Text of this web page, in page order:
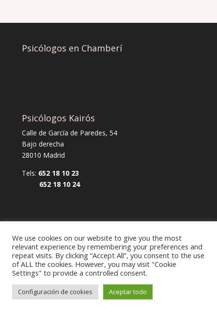
Psicólogos en Chamberí
Psicólogos Kairós
Calle de García de Paredes, 54
Bajo derecha
28010 Madrid
Tels: 652 18 10 23
652 18 10 24
Aviso legal y política de privacidad
Política de cookies
Diseño Web Mi empresa
We use cookies on our website to give you the most
relevant experience by remembering your preferences and
repeat visits. By clicking “Accept All”, you consent to the use
of ALL the cookies. However, you may visit "Cookie
Settings" to provide a controlled consent.
Configuración de cookies Aceptar todo